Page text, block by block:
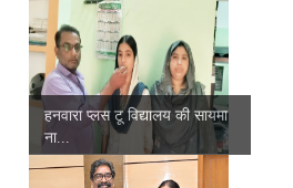
हनवारा प्लस टू विद्यालय की सायमा
ना...